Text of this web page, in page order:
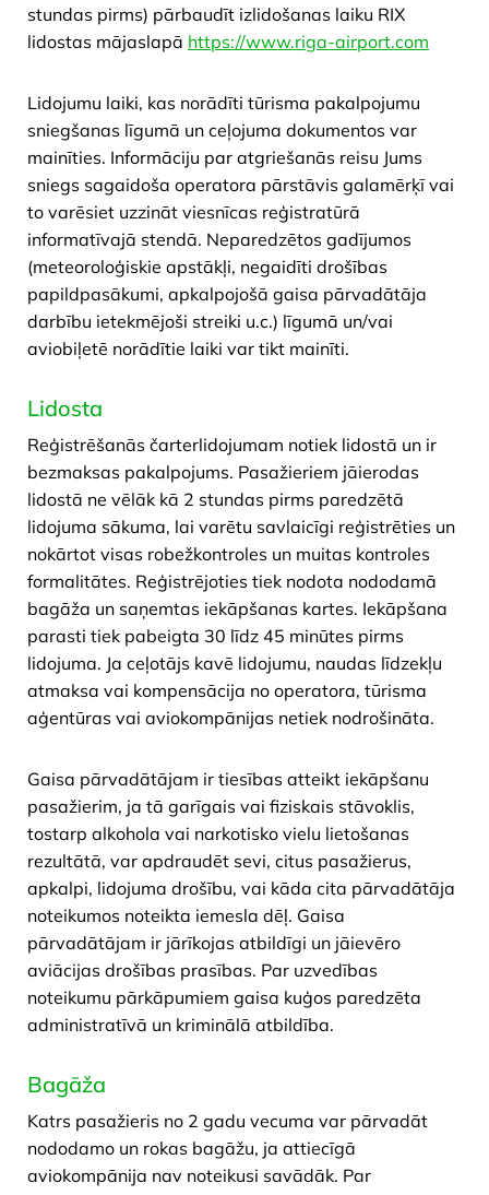
stundas pirms) pārbaudīt izlidošanas laiku RIX
lidostas mājaslapā https://www.riga-airport.com
Lidojumu laiki, kas norādīti tūrisma pakalpojumu
sniegšanas līgumā un ceļojuma dokumentos var
mainīties. Informāciju par atgriešanās reisu Jums
sniegs sagaidoša operatora pārstāvis galamērķī vai
to varēsiet uzzināt viesnīcas reģistratūrā
informatīvajā stendā. Neparedzētos gadījumos
(meteoroloģiskie apstākļi, negaidīti drošības
papildpasākumi, apkalpojošā gaisa pārvadātāja
darbību ietekmējoši streiki u.c.) līgumā un/vai
aviobiļetē norādītie laiki var tikt mainīti.
Lidosta
​Reģistrēšanās čarterlidojumam notiek lidostā un ir
bezmaksas pakalpojums. Pasažieriem jāierodas
lidostā ne vēlāk kā 2 stundas pirms paredzētā
lidojuma sākuma, lai varētu savlaicīgi reģistrēties un
nokārtot visas robežkontroles un muitas kontroles
formalitātes. Reģistrējoties tiek nodota nododamā
bagāža un saņemtas iekāpšanas kartes. Iekāpšana
parasti tiek pabeigta 30 līdz 45 minūtes pirms
lidojuma. Ja ceļotājs kavē lidojumu, naudas līdzekļu
atmaksa vai kompensācija no operatora, tūrisma
aģentūras vai aviokompānijas netiek nodrošināta.
Gaisa pārvadātājam ir tiesības atteikt iekāpšanu
pasažierim, ja tā garīgais vai fiziskais stāvoklis,
tostarp alkohola vai narkotisko vielu lietošanas
rezultātā, var apdraudēt sevi, citus pasažierus,
apkalpi, lidojuma drošību, vai kāda cita pārvadātāja
noteikumos noteikta iemesla dēļ. Gaisa
pārvadātājam ir jārīkojas atbildīgi un jāievēro
aviācijas drošības prasības. Par uzvedības
noteikumu pārkāpumiem gaisa kuģos paredzēta
administratīvā un kriminālā atbildība.
Bagāža
Katrs pasažieris no 2 gadu vecuma var pārvadāt
nododamo un rokas bagāžu, ja attiecīgā
aviokompānija nav noteikusi savādāk. Par